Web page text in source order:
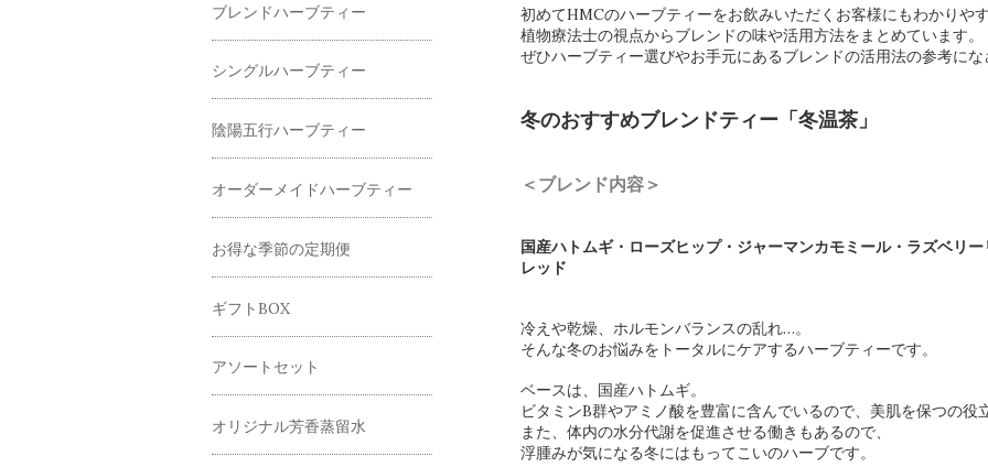
初めてHMCのハーブティーをお飲みいただくお客様にもわかりや
植物療法士の視点からブレンドの味や活用方法をまとめています。
ぜひハーブティー選びやお手元にあるブレンドの活用法の参考に
冬のおすすめブレンドティー「冬温茶」
＜ブレンド内容＞
国産ハトムギ・ローズヒップ・ジャーマンカモミール・ラズベリ
レッド
冷えや乾燥、ホルモンバランスの乱れ…。
そんな冬のお悩みをトータルにケアするハーブティーです。
ベースは、国産ハトムギ。
ビタミンB群やアミノ酸を豊富に含んでいるので、美肌を保つの役
また、体内の水分代謝を促進させる働きもあるので、
浮腫みが気になる冬にはもってこいのハーブです。
ブレンドハーブティー
シングルハーブティー
陰陽五行ハーブティー
オーダーメイドハーブティー
お得な季節の定期便
ギフトBOX
アソートセット
オリジナル芳香蒸留水